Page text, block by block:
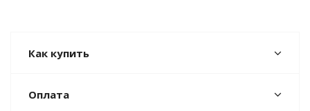
Как купить
Оплата